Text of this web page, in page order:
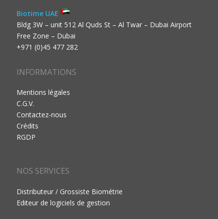
Biotime UAE
Bldg 3W – unit 512 Al Quds St – Al Twar – Dubai Airport
Free Zone – Dubai
+971 (0)45 477 282
INFORMATIONS
Mentions légales
C.G.V.
Contactez-nous
Crédits
RGDP
NOS SERVICES
Distributeur / Grossiste Biométrie
Editeur de logiciels de gestion